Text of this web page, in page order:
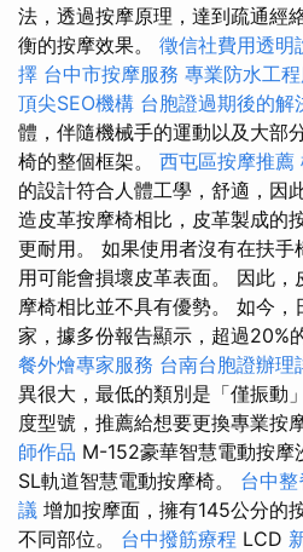
法，透過按摩原理，達到疏通經
衡的按摩效果。 徵信社費用透明
擇 台中市按摩服務 專業防水工
頂尖SEO機構 台胞證過期後的解
體，伴隨機械手的運動以及大部
椅的整個框架。 西屯區按摩推薦
的設計符合人體工學，舒適，因
造皮革按摩椅相比，皮革製成的
更耐用。 如果使用者沒有在扶手
用可能會損壞皮革表面。 因此
摩椅相比並不具有優勢。 如今，
家，據多份報告顯示，超過20%
餐外燴專家服務 台南台胞證辦理
異很大，最低的類別是「僅振動
度型號，推薦給想要更換專業按
師作品 M-152豪華智慧電動按摩
SL軌道智慧電動按摩椅。 台中
議 增加按摩面，擁有145公分的
不同部位。 台中撥筋療程 LCD